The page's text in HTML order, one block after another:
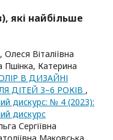
які найбільше
Олеся Віталіївна
Пшінка, Катерина
В ДИЗАЙНІ
ДІТЕЙ 3–6 РОКІВ ,
дискурс: № 4 (2023):
дискурс
Сергіївна
Маковська,